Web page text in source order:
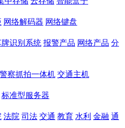
网络解码器 网络键盘
牌识别系统 报警产品 网络产品 分
察抓拍一体机 交通主机
标准型服务器
法院 司法 交通 教育 水利 金融 通